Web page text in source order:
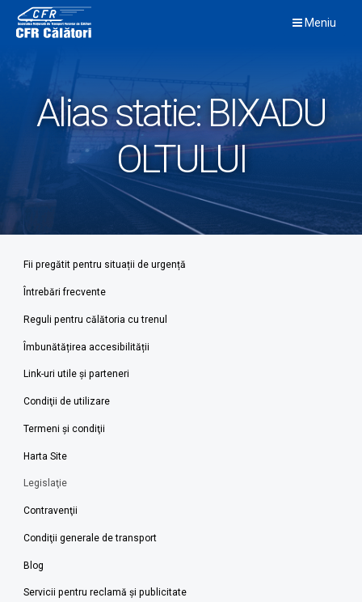
content
Meniu
Alias statie:BIXADU
OLTULUI
Fii pregătit pentru situații de urgență
Întrebări frecvente
Reguli pentru călătoria cu trenul
Îmbunătățirea accesibilității
Link-uri utile şi parteneri
Condiţii de utilizare
Termeni şi condiţii
Harta Site
Legislaţie
Contravenţii
Condiţii generale de transport
Blog
Servicii pentru reclamă și publicitate